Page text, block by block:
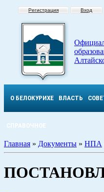
Регистрация Вход
О БЕЛОКУРИХЕ ВЛАСТЬ
СПРАВОЧНОЕ
Главная » Документы » НПА